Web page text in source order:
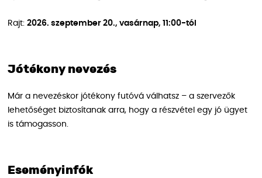
Rajt: 2026. szeptember 20., vasárnap, 11:00-tól
Jótékony nevezés
Már a nevezéskor jótékony futóvá válhatsz – a szervezők
lehetőséget biztosítanak arra, hogy a részvétel egy jó ügyet
is támogasson.
Eseményinfók